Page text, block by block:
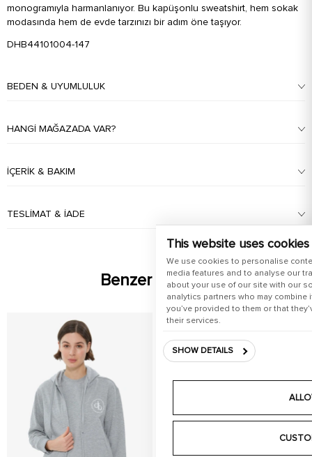
This website uses cookies
We use cookies to personalise
media features and to analyse our
about your use of our site with our
analytics partners who may
you’ve provided to them or that
their services.
SHOW DETAILS
monogramıyla harmanlanıyor. Bu kapüşonlu sweatshirt, hem sokak
modasında hem de evde tarzınızı bir adım öne taşıyor.
DHB44101004-147
BEDEN & UYUMLULUK
HANGI MAĞAZADA VAR?
İÇERIK & BAKIM
TESLIMAT & İADE
Benzer Ürünler